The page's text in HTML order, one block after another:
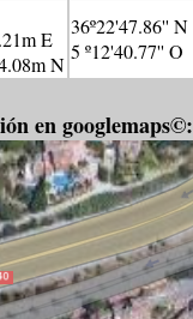
E
N
36º22'47.86'' N
5 º12'40.77'' O
en googlemaps©: